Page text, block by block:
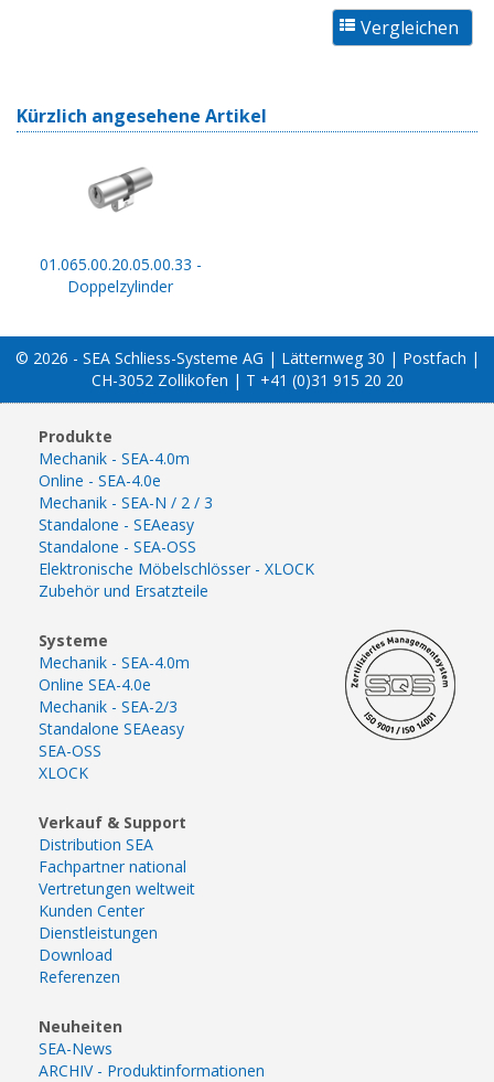
Kürzlich angesehene Artikel
01.065.00.20.05.00.33 -
Doppelzylinder
© 2026 - SEA Schliess-Systeme AG | Lätternweg 30 | Postfach |
CH-3052 Zollikofen | T +41 (0)31 915 20 20
Produkte
Mechanik - SEA-4.0m
Online - SEA-4.0e
Mechanik - SEA-N / 2 / 3
Standalone - SEAeasy
Standalone - SEA-OSS
Elektronische Möbelschlösser - XLOCK
Zubehör und Ersatzteile
Systeme
Mechanik - SEA-4.0m
Online SEA-4.0e
Mechanik - SEA-2/3
Standalone SEAeasy
SEA-OSS
XLOCK
Verkauf & Support
Distribution SEA
Fachpartner national
Vertretungen weltweit
Kunden Center
Dienstleistungen
Download
Referenzen
Neuheiten
SEA-News
ARCHIV - Produktinformationen